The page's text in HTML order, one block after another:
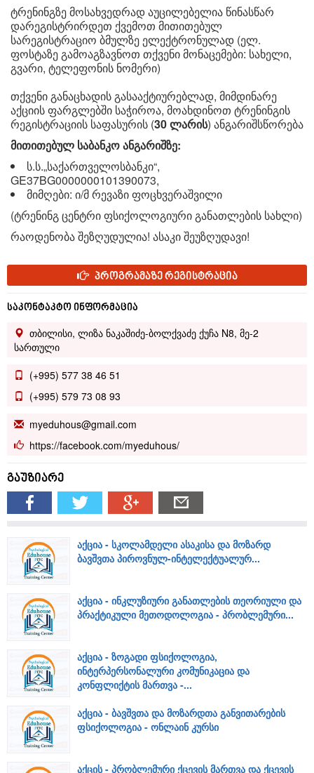
ტრენინგზე მოსახვედრად აუცილებელია წინასწარ
დარეგისტრირდეთ ქვემოთ მითითებულ
სარეგისტრაციო ბმულზე ელექტრონულად (ელ.
ფოსტაზე გამოაგზავნოთ თქვენი მონაცემები: სახელი,
გვარი, ტელეფონის ნომერი)
თქვენი განაცხადის გასააქტიურებლად, მიმდინარე
აქციის ფარგლებში საჭიროა, მოახდინოთ ტრენინგის
რეგისტრაციის საფასურის (30 ლარის) ანგარიშსწორება
მითითებულ საბანკო ანგარიშზე:
ს.ს.„საქართველოსბანკი“,
GE37BG0000000101390073,
მიმღები: ი/მ რევაზი ფოცხვერაშვილი
(ტრენინგ ცენტრი ფსიქოლოგიური განათლების სახლი)
რაოდენობა შეზღუდულია! ასაკი შეუზღუდავი!
პროგრამაზე რეგისტრაცია
საკონტაკტო ინფორმაცია
თბილისი, ლიზა ნაკაშიძე-ბოლქვაძე ქუჩა N8, მე-2
სართული
(+995) 577 38 46 51
(+995) 579 73 08 93
myeduhous@gmail.com
https://facebook.com/myeduhous/
გაუზიარე
აქცია - სკოლამდელი ასაკისა და მოზარდ
ბავშვთა პიროვნულ-ინტელექტუალურ...
აქცია - ინკლუზიური განათლების თეორიული და
პრაქტიკული მეთოდოლოგია - პრობლემური...
აქცია - ზოგადი ფსიქოლოგია,
ინტერპერსონალური კომუნიკაცია და
კონფლიქტის მართვა -...
აქცია - ბავშვთა და მოზარდთა განვითარების
ფსიქოლოგია - ონლაინ კურსი
აქცის - პრობლემური ქცევის მართვა და ქცევის